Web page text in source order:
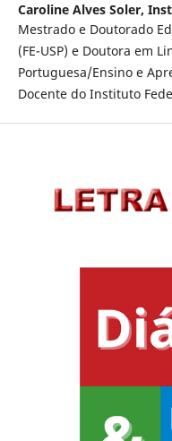
Caroline Alves Soler,
Mestrado e Doutorado
(FE-USP) e Doutora em
Portuguesa/Ensino e
Docente do Instituto